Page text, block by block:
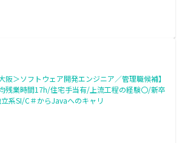
阪＞ソフトウェア開発エンジニア／管理職候補】
残業時間17h/住宅手当有/上流工程の経験〇/新卒
系SI/C＃からJavaへのキャリ